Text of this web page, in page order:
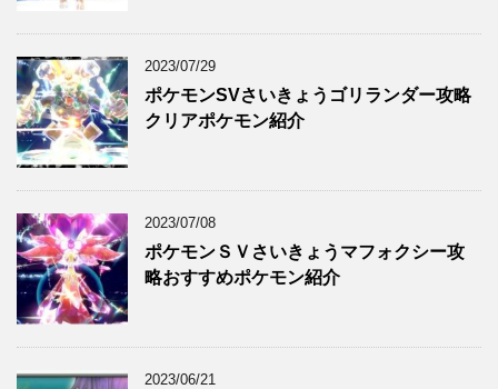
2023/07/29
ポケモンSVさいきょうゴリランダー攻略
クリアポケモン紹介
2023/07/08
ポケモンＳＶさいきょうマフォクシー攻
略おすすめポケモン紹介
2023/06/21